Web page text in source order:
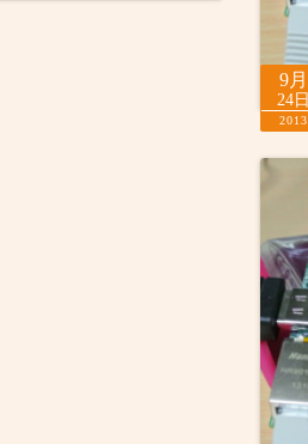
9月
24日
2013